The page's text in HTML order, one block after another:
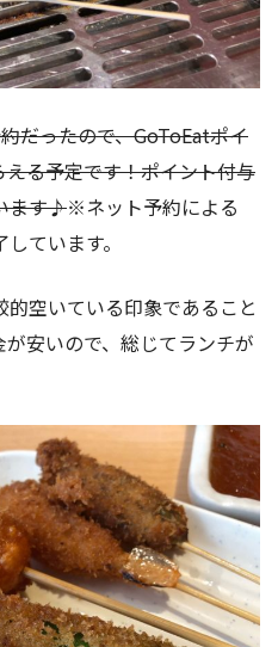
だったので、GoToEatポイ
る予定です！ポイント付与
ます♪※ネット予約による
ています。
空いている印象であること
安いので、総じてランチが